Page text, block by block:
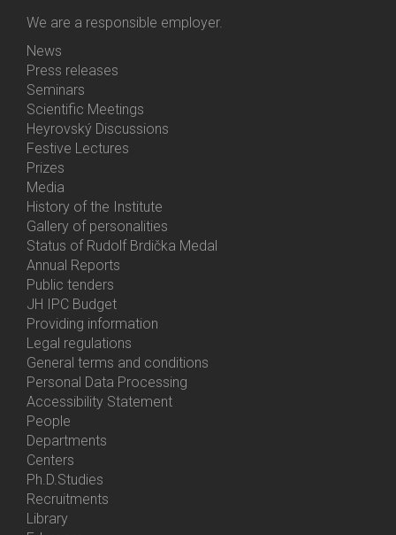
We are a responsible employer.
Bottom
Menu
Activities
News
Press releases
Seminars
Scientific Meetings
Heyrovský Discussions
Festive Lectures
Prizes
Media
History of the Institute
Gallery of personalities
Status of Rudolf Brdička Medal
Bottom
Menu
About
Us
Annual Reports
Public tenders
JH IPC Budget
Providing information
Legal regulations
General terms and conditions
Personal Data Processing
Accessibility Statement
Bottom
Menu
Contacts
People
Departments
Centers
Ph.D.Studies
Recruitments
Library